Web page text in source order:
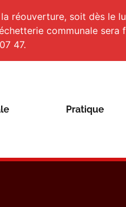
Pratique
réouverture, soit dès le
communale sera
47.